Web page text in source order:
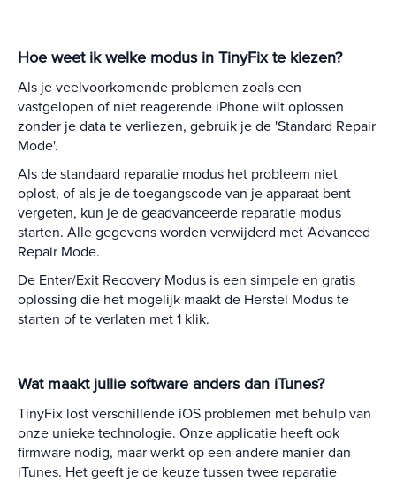
Hoe weet ik welke modus in TinyFix te kiezen?
Als je veelvoorkomende problemen zoals een
vastgelopen of niet reagerende iPhone wilt oplossen
zonder je data te verliezen, gebruik je de 'Standard Repair
Mode'.
Als de standaard reparatie modus het probleem niet
oplost, of als je de toegangscode van je apparaat bent
vergeten, kun je de geadvanceerde reparatie modus
starten. Alle gegevens worden verwijderd met 'Advanced
Repair Mode.
De Enter/Exit Recovery Modus is een simpele en gratis
oplossing die het mogelijk maakt de Herstel Modus te
starten of te verlaten met 1 klik.
Wat maakt jullie software anders dan iTunes?
TinyFix lost verschillende iOS problemen met behulp van
onze unieke technologie. Onze applicatie heeft ook
firmware nodig, maar werkt op een andere manier dan
iTunes. Het geeft je de keuze tussen twee reparatie